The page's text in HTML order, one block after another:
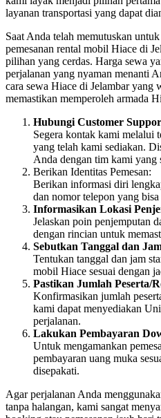
layanan transportasi yang dapat
Saat Anda telah memutuskan
pemesanan rental mobil Hiace di
pilihan yang cerdas. Harga sewa
perjalanan yang nyaman menanti
cara sewa Hiace di Jelambar yang
memastikan memperoleh armada
Hubungi Customer
Segera kontak kami melalui
yang telah kami sediakan.
Anda dengan tim kami yang
Berikan Identitas Pemesan:
Berikan informasi diri
dan nomor telepon yang
Informasikan Lokasi
Jelaskan poin penjemputan
dengan rincian untuk
Sebutkan Tanggal dan
Tentukan tanggal dan jam
mobil Hiace sesuai dengan
Pastikan Jumlah Peserta/
Konfirmasikan jumlah
kami dapat menyediakan
perjalanan.
Lakukan Pembayaran
Untuk mengamankan
pembayaran uang muka
disepakati.
Agar perjalanan Anda
tanpa halangan, kami sangat